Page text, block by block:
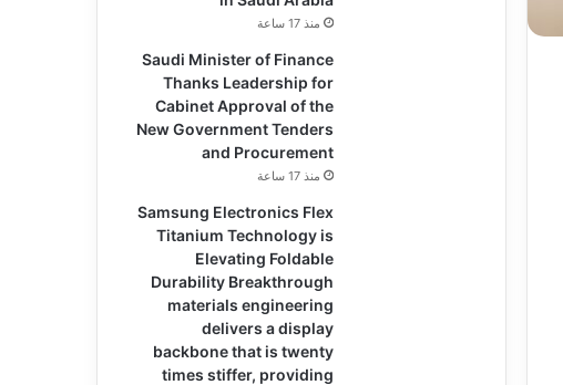
منذ 17 ساعة
Saudi Minister of Finance
Thanks Leadership for
Cabinet Approval of the
New Government Tenders
and Procurement
منذ 17 ساعة
Samsung Electronics Flex
Titanium Technology is
Elevating Foldable
Durability Breakthrough
materials engineering
delivers a display
backbone that is twenty
times stiffer, providing